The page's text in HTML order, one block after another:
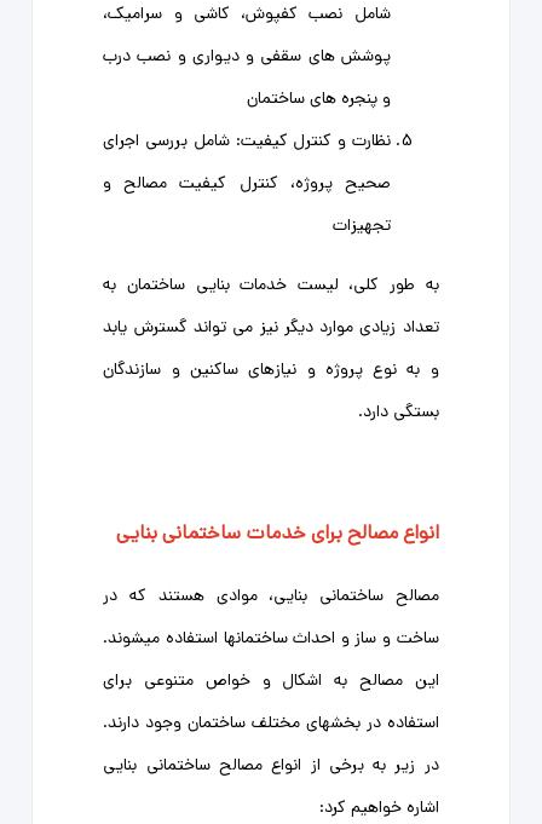
شامل نصب کفپوش، کاشی و سرامیک،
پوشش های سقفی و دیواری و نصب درب
و پنجره های ساختمان
نظارت و کنترل کیفیت: شامل بررسی اجرای
صحیح پروژه، کنترل کیفیت مصالح و
تجهیزات
به طور کلی، لیست خدمات بنایی ساختمان به
تعداد زیادی موارد دیگر نیز می ‌تواند گسترش یابد
و به نوع پروژه و نیازهای ساکنین و سازندگان
بستگی دارد.
انواع مصالح برای خدمات ساختمانی بنایی
مصالح ساختمانی بنایی، موادی هستند که در
ساخت و ساز و احداث ساختمانها استفاده میشوند.
این مصالح به اشکال و خواص متنوعی برای
استفاده در بخشهای مختلف ساختمان وجود دارند.
در زیر به برخی از انواع مصالح ساختمانی بنایی
اشاره خواهیم کرد: